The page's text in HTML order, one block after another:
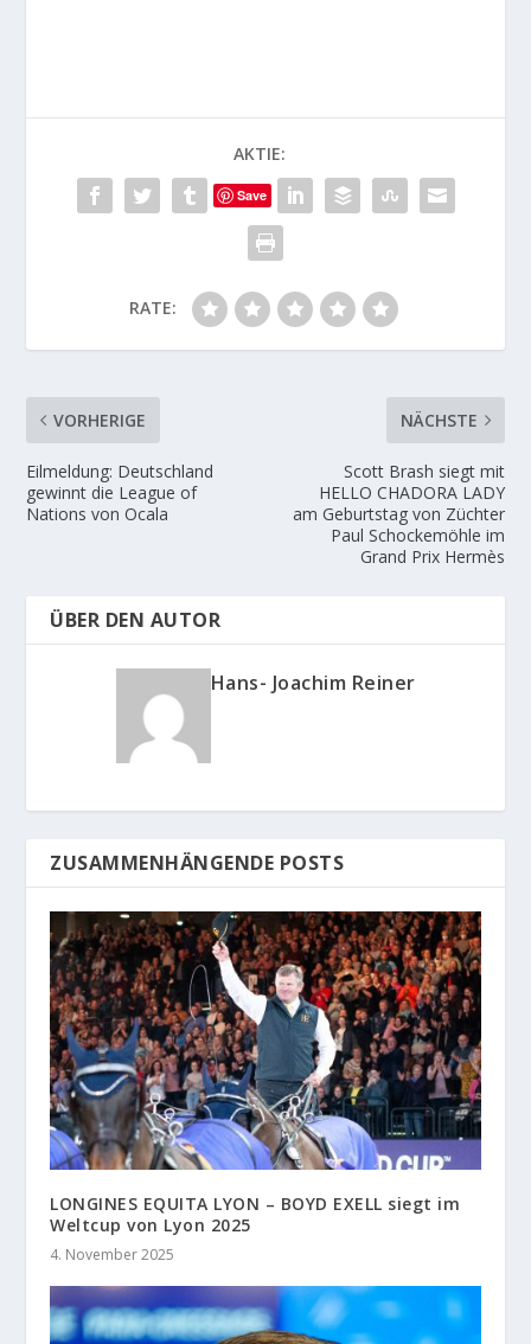
AKTIE:
Save
RATE:
VORHERIGE
Eilmeldung: Deutschland
gewinnt die League of
Nations von Ocala
NÄCHSTE
Scott Brash siegt mit
HELLO CHADORA LADY
am Geburtstag von Züchter
Paul Schockemöhle im
Grand Prix Hermès
ÜBER DEN AUTOR
Hans- Joachim Reiner
ZUSAMMENHÄNGENDE POSTS
LONGINES EQUITA LYON – BOYD EXELL siegt im
Weltcup von Lyon 2025
4. November 2025